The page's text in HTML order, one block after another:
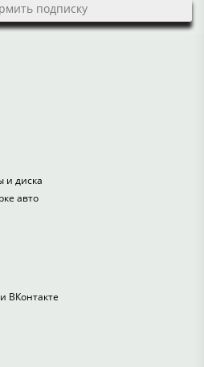
подписку
и диска
авто
ВКонтакте